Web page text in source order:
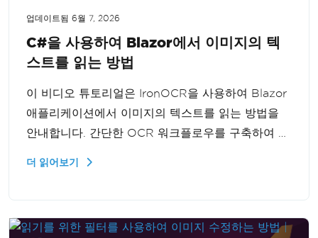
업데이트됨 6월 7, 2026
C#을 사용하여 Blazor에서 이미지의 텍
스트를 읽는 방법
이 비디오 튜토리얼은 IronOCR을 사용하여 Blazor
애플리케이션에서 이미지의 텍스트를 읽는 방법을
안내합니다. 간단한 OCR 워크플로우를 구축하여 이
더 읽어보기